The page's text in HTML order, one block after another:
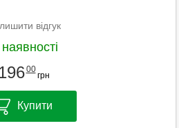
відгук
00
грн
Купити